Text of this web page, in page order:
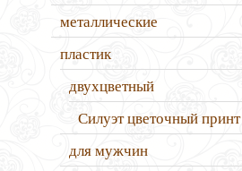
металлические
пластик
двухцветный
Силуэт цветочный принт
для мужчин